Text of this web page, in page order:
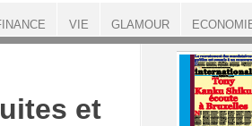
et
VIE GLAMOUR